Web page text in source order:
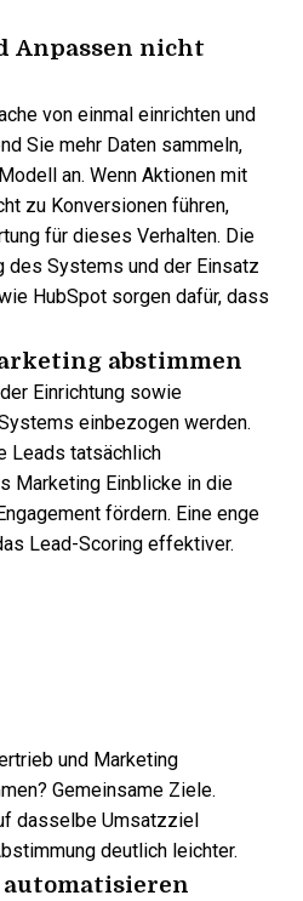
Anpassen nicht
von einmal einrichten und
Sie mehr Daten sammeln,
an. Wenn Aktionen mit
zu Konversionen führen,
für dieses Verhalten. Die
des Systems und der Einsatz
HubSpot sorgen dafür, dass
abstimmen
Einrichtung sowie
einbezogen werden.
Leads tatsächlich
Marketing Einblicke in die
fördern. Eine enge
Lead-Scoring effektiver.
und Marketing
Gemeinsame Ziele.
dasselbe Umsatzziel
deutlich leichter.
automatisieren